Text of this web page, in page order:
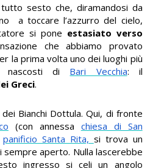
sesto che, diramandosi da
a toccare l’azzurro del cielo,
si pone estasiato verso
che abbiamo provato
la prima volta uno dei luoghi più
nascosti di Bari Vecchia: il
Greci.
Bianchi Dottula. Qui, di fronte
(con annessa chiesa di San
panificio Santa Rita, si trova un
aperto. Nulla lascerebbe
ingresso si celi un angolo